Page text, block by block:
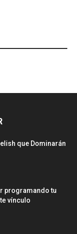
que Dominarán
programando tu
vínculo